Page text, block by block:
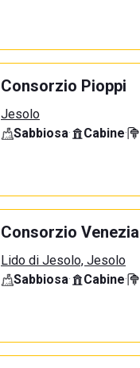
Consorzio Pioppi
Jesolo
Sabbiosa· Cabine·
Consorzio Venezia
Lido di Jesolo, Jesolo
Sabbiosa· Cabine·